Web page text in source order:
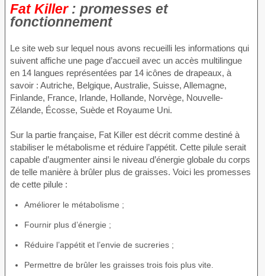
Fat Killer: promesses et
fonctionnement
Le site web sur lequel nous avons recueilli les informations qui
suivent affiche une page d’accueil avec un accès multilingue
en 14 langues représentées par 14 icônes de drapeaux, à
savoir : Autriche, Belgique, Australie, Suisse, Allemagne,
Finlande, France, Irlande, Hollande, Norvège, Nouvelle-
Zélande, Écosse, Suède et Royaume Uni.
Sur la partie française, Fat Killer est décrit comme destiné à
stabiliser le métabolisme et réduire l’appétit. Cette pilule serait
capable d’augmenter ainsi le niveau d’énergie globale du corps
de telle manière à brûler plus de graisses. Voici les promesses
de cette pilule :
Améliorer le métabolisme ;
Fournir plus d’énergie ;
Réduire l’appétit et l’envie de sucreries ;
Permettre de brûler les graisses trois fois plus vite.